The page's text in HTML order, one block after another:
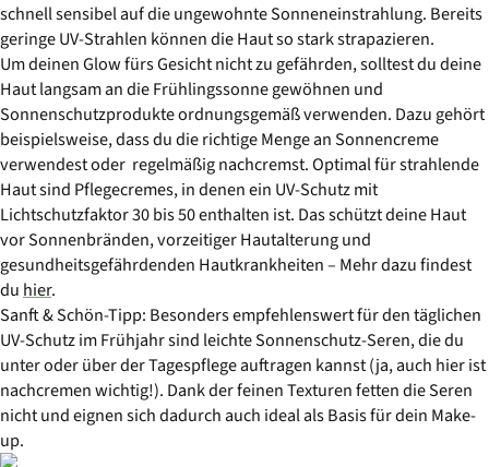
schnell sensibel auf die ungewohnte Sonneneinstrahlung. Bereits
geringe UV-Strahlen können die Haut so stark strapazieren.
Um deinen Glow fürs Gesicht nicht zu gefährden, solltest du deine
Haut langsam an die Frühlingssonne gewöhnen und
Sonnenschutzprodukte ordnungsgemäß verwenden. Dazu gehört
beispielsweise, dass du die richtige Menge an Sonnencreme
verwendest oder regelmäßig nachcremst. Optimal für strahlende
Haut sind Pflegecremes, in denen ein UV-Schutz mit
Lichtschutzfaktor 30 bis 50 enthalten ist. Das schützt deine Haut
vor Sonnenbränden, vorzeitiger Hautalterung und
gesundheitsgefährdenden Hautkrankheiten – Mehr dazu findest
du hier.
Sanft & Schön-Tipp: Besonders empfehlenswert für den täglichen
UV-Schutz im Frühjahr sind leichte Sonnenschutz-Seren, die du
unter oder über der Tagespflege auftragen kannst (ja, auch hier ist
nachcremen wichtig!). Dank der feinen Texturen fetten die Seren
nicht und eignen sich dadurch auch ideal als Basis für dein Make-
up.